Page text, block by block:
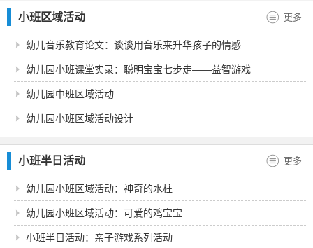
小班区域活动 更多
幼儿音乐教育论文：谈谈用音乐来升华孩子的情感
幼儿园小班课堂实录：聪明宝宝七步走——益智游戏
幼儿园中班区域活动
幼儿园小班区域活动设计
小班半日活动 更多
幼儿园小班区域活动：神奇的水柱
幼儿园小班区域活动：可爱的鸡宝宝
小班半日活动：亲子游戏系列活动